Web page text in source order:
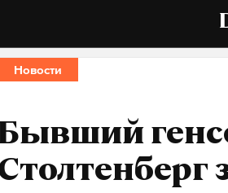
Новости